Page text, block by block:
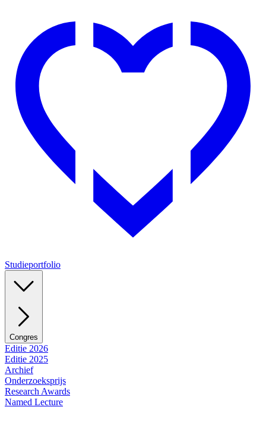
Studieportfolio
Congres
Editie 2026
Editie 2025
Archief
Onderzoeksprijs
Research Awards
Named Lecture